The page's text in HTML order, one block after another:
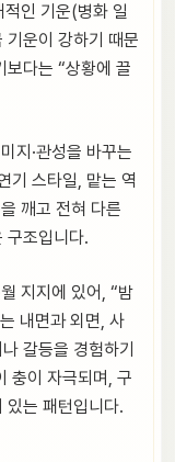
인 기운(병화 일
기운이 강하기 때문
보다는 “상황에 끌
지·관성을 바꾸는
기 스타일, 맡는 역
깨고 전혀 다른
구조입니다.
지지에 있어, “밤
내면과 외면, 사
갈등을 경험하기
충이 자극되며, 구
있는 패턴입니다.